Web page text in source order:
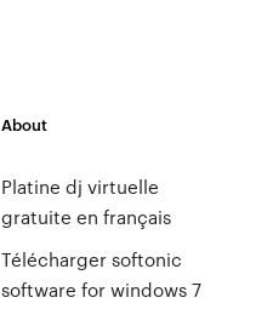
About
Platine dj virtuelle
gratuite en français
Télécharger softonic
software for windows 7